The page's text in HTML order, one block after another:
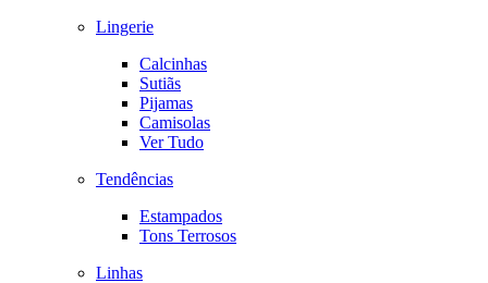
Lingerie
Calcinhas
Sutiãs
Pijamas
Camisolas
Ver Tudo
Tendências
Estampados
Tons Terrosos
Linhas